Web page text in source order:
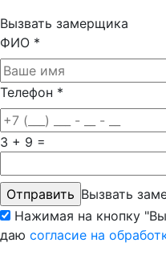
Вызвать замерщика
ФИО *
Телефон *
3 + 9 =
Вызвать
Нажимая на кнопку
даю согласие на